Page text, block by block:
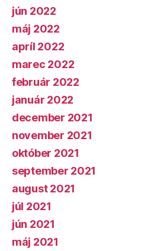
jún 2022
máj 2022
apríl 2022
marec 2022
február 2022
január 2022
december 2021
november 2021
október 2021
september 2021
august 2021
júl 2021
jún 2021
máj 2021